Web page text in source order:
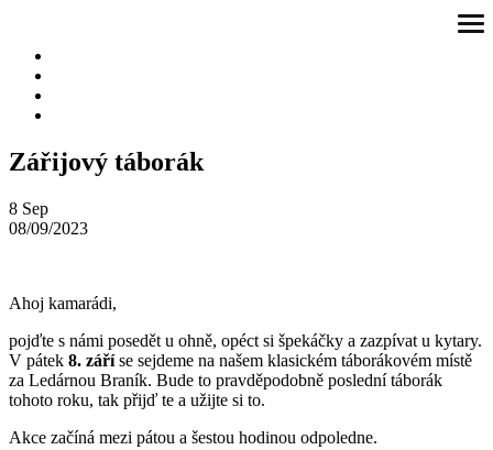
obsah
Zářijový táborák
8 Sep
08/09/2023
Ahoj kamarádi,
pojďte s námi posedět u ohně, opéct si špekáčky a zazpívat u kytary.
V pátek 8. záříse sejdeme na našem klasickém táborákovém místě
za Ledárnou Braník. Bude to pravděpodobně poslední táborák
tohoto roku, tak přijď te a užijte si to.
Akce začíná mezi pátou a šestou hodinou odpoledne.